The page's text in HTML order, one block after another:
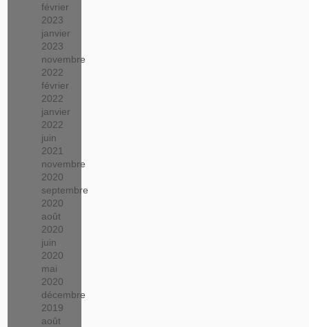
février
2023
janvier
2023
novembre
2022
février
2022
janvier
2022
juin
2021
novembre
2020
septembre
2020
août
2020
juin
2020
mai
2020
décembre
2019
août